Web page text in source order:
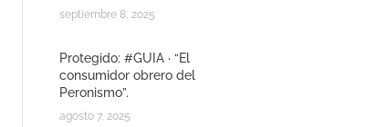
septiembre 8, 2025
Protegido: #GUIA · “El
consumidor obrero del
Peronismo”.
agosto 7, 2025